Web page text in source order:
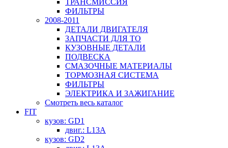
ТРАНСМИССИЯ
ФИЛЬТРЫ
2008-2011
ДЕТАЛИ ДВИГАТЕЛЯ
ЗАПЧАСТИ ДЛЯ ТО
КУЗОВНЫЕ ДЕТАЛИ
ПОДВЕСКА
СМАЗОЧНЫЕ МАТЕРИАЛЫ
ТОРМОЗНАЯ СИСТЕМА
ФИЛЬТРЫ
ЭЛЕКТРИКА И ЗАЖИГАНИЕ
Смотреть весь каталог
FIT
кузов: GD1
двиг.: L13A
кузов: GD2